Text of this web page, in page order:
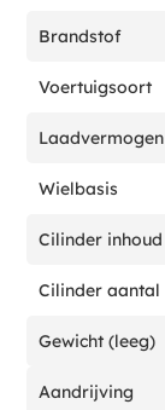
Brandstof
Voertuigsoort
Laadvermogen
Wielbasis
Cilinder inhoud
Cilinder aantal
Gewicht (leeg)
Aandrijving